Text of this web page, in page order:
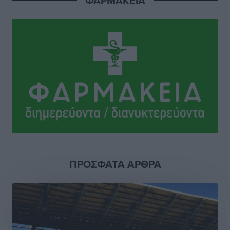
Νέα εποχή για το Νοσοκομείο Ρόδου: Έργα υποδομής,
ακτινοθεραπευτικό κέντρο και νέα μέτρα για τη
πριν 3 ώρες
Δίκτυο ΑμεΑ στη Μεσαιωνική Πόλη
με περισσότερο από 1,3 κιλό κοκαΐνης στη Ρόδο
Τοπικές Ειδήσεις• πριν 3 ώρες
Δεκατέσσερα ονόματα στο τραπέζι για το ψηφοδέλτιο
του ΠΑΣΟΚ στα Δωδεκάνησα
ΠΡΟΣΦΑΤΑ ΑΡΘΡΑ